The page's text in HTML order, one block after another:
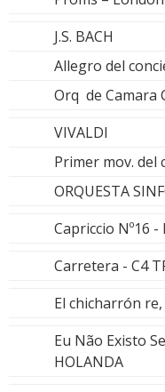
J.S. BACH
Allegro del
Orq de Camara
VIVALDI
Primer mov. del
ORQUESTA
Capriccio Nº16 -
Carretera - C4
El chicharrón re,
Eu Não Existo
HOLANDA